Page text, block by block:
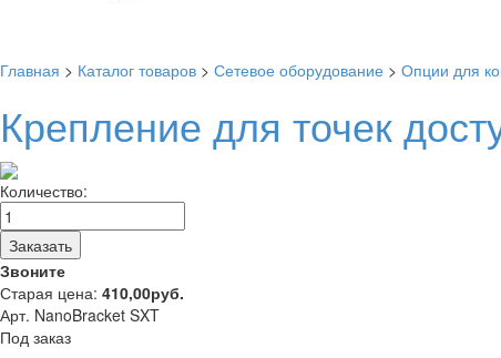
Главная > Каталог товаров > Сетевое оборудование > Опции для
Крепление для точек
Количество:
Заказать
Звоните
Старая цена: 410,00руб.
Арт. NanoBracket SXT
Под заказ